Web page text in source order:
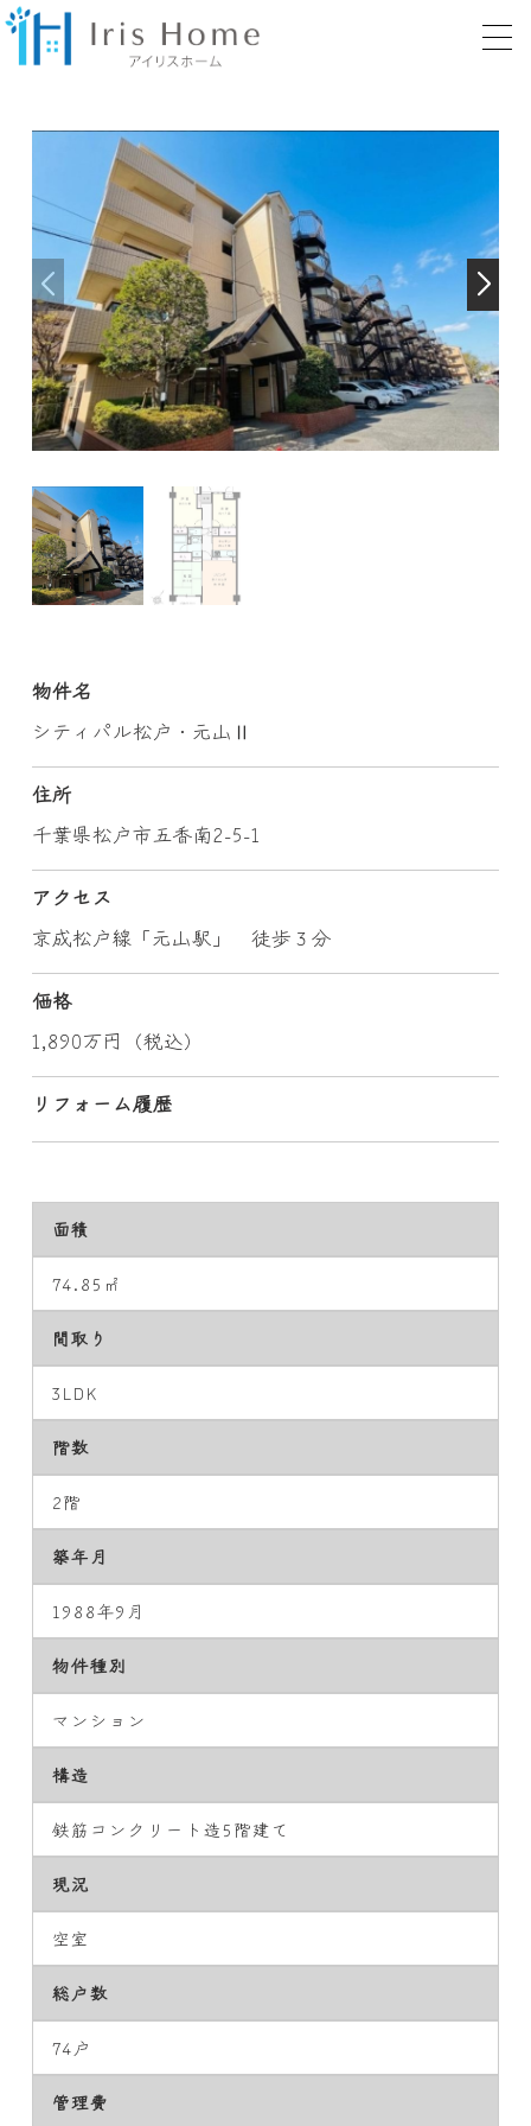
物件名
シティパル松戸・元山Ⅱ
住所
千葉県松戸市五香南2-5-1
アクセス
京成松戸線「元山駅」 徒歩３分
価格
1,890万円（税込）
リフォーム履歴
面積
74.85㎡
間取り
3LDK
階数
2階
築年月
1988年9月
物件種別
マンション
構造
鉄筋コンクリート造5階建て
現況
空室
総戸数
74戸
管理費